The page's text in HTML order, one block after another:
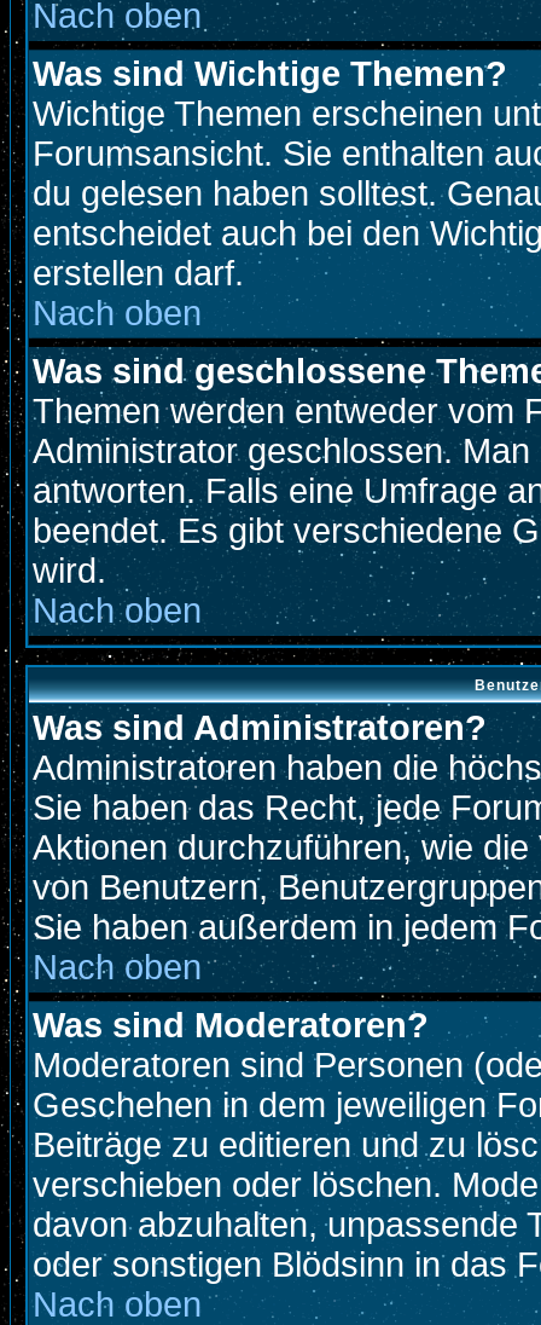
Nach oben
Was sind Wichtige Themen?
Wichtige Themen erscheinen
Forumsansicht. Sie enthalten
du gelesen haben solltest.
entscheidet auch bei den
erstellen darf.
Nach oben
Was sind geschlossene
Themen werden entweder vom
Administrator geschlossen.
antworten. Falls eine Umfrage
beendet. Es gibt verschiedene
wird.
Nach oben
Was sind Administratoren?
Administratoren haben die
Sie haben das Recht, jede
Aktionen durchzuführen, wie
von Benutzern,
Sie haben außerdem in jedem
Nach oben
Was sind Moderatoren?
Moderatoren sind Personen
Geschehen in dem jeweiligen
Beiträge zu editieren und zu
verschieben oder löschen.
davon abzuhalten, unpassende
oder sonstigen Blödsinn in das
Nach oben